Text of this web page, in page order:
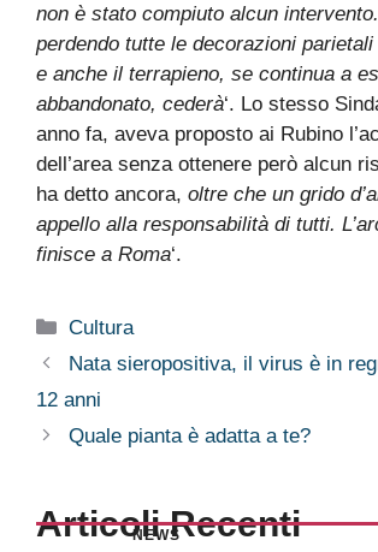
non è stato compiuto alcun
perdendo tutte le decorazioni
e anche il terrapieno, se continua a
abbandonato, cederà‘. Lo stesso
anno fa, aveva proposto ai Rubino
dell’area senza ottenere però alcun
ha detto ancora, oltre che un grido
appello alla responsabilità di tutti.
finisce a Roma‘.
Categorie
Cultura
Nata sieropositiva, il virus è in
12 anni
Quale pianta è adatta a te?
Articoli Recenti
NEWS